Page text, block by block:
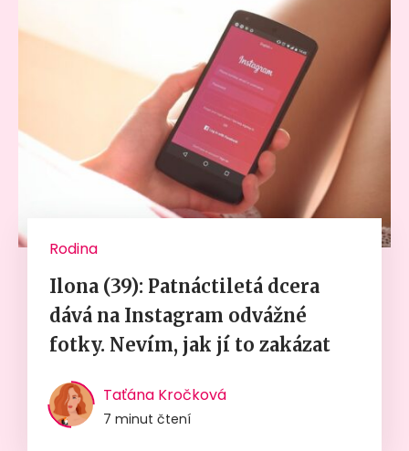
Rodina
Ilona (39): Patnáctiletá dcera
dává na Instagram odvážné
fotky. Nevím, jak jí to zakázat
Taťána Kročková
7 minut čtení